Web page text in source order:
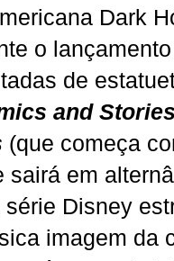
Dark
o
de
and
(que começa
sairá em
série Disney
imagem da